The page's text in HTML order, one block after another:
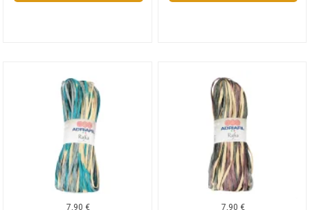
7,90€
7,90€